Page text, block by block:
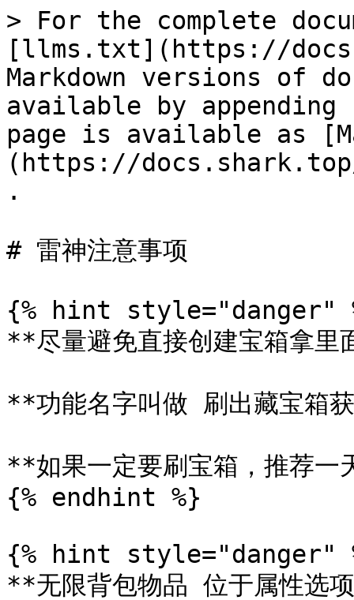
> For the complete
[llms.txt](https://
Markdown versions of
available by
page is available as
(https://
.
# 雷神注意事项
{% hint style="danger"
**尽量避免直接创建宝箱拿里
**功能名字叫做 刷出藏宝箱
**如果一定要刷宝箱，推荐
{% endhint %}
{% hint style="danger"
**无限背包物品 位于属性选